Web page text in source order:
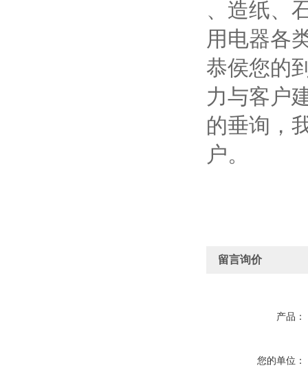
、造纸、
用电器各
恭侯您的
力与客户
的垂询，
户。
留言询价
产品：
您的单位：